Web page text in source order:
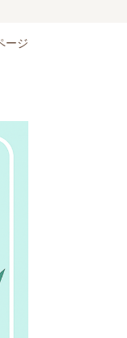
ージ